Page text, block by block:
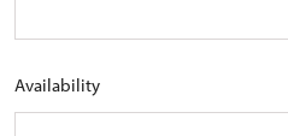
Availability